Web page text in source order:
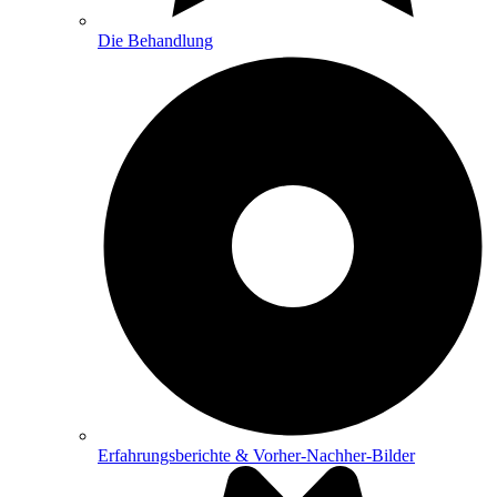
Die Behandlung
Erfahrungsberichte & Vorher-Nachher-Bilder